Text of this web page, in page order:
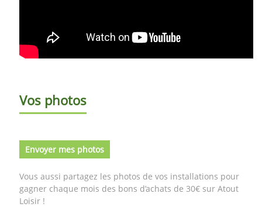
Vos photos
Envoyer mes photos
Vous aussi partagez les photos de vos installations pour
gagner chaque mois des bons d’achats de 30€ sur Atout
Loisir !